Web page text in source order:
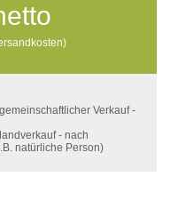
Verkauf -
- nach
natürliche Person)